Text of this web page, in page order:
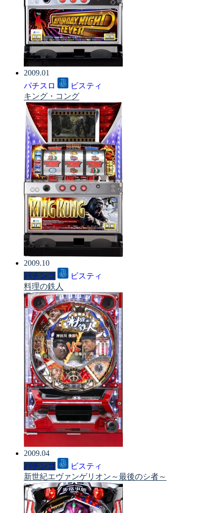
2009.01
パチスロ
ビスティ
キング・コング
2009.10
パチンコ
ビスティ
料理の鉄人
2009.04
パチンコ
ビスティ
新世紀エヴァンゲリオン～最後のシ者～